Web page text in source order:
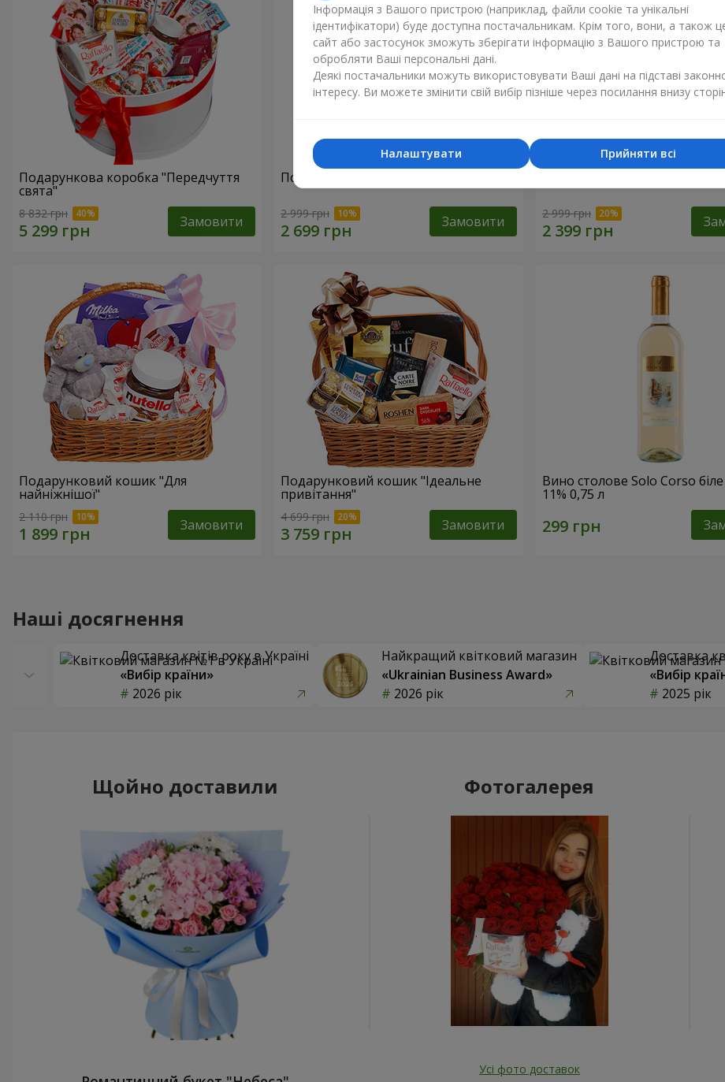
Подарункова коробка "Передчуття
свята"
8 832 грн Замовити
Подарунковий кошик "Дитяче свято!"
2 999 грн Замовити 2 999 грн
Подарунковий кошик "Для
найніжнішої"
2 110 грн Замовити
Подарунковий кошик "Ідеальне
привітання"
4 699 грн Замовити
Вино столове Solo Corso біле
11% 0,75 л
Наші досягнення
Доставка квітів року в Україні
«Вибір країни»
2026 рік
Найкращий квітковий магазин
«Ukrainian Business Award»
2026 рік
Доставка
«Вибір
2025 рік
Щойно доставили Фотогалерея
Усі фото доставок
Інформація з Вашого пристрою (наприклад, файли cookie та унікальні
ідентифікатори) буде доступна постачальникам. Крім того, вони, а також
сайт або застосунок зможуть зберігати інформацію з Вашого пристрою та
обробляти Ваші персональні дані.
Деякі постачальники можуть використовувати Ваші дані на підставі
інтересу. Ви можете змінити свій вибір пізніше через посилання внизу
Прийняти всі
Налаштувати